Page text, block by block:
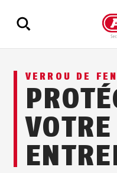
Affichage
tous
résultats
VERROU DE
VOTRE